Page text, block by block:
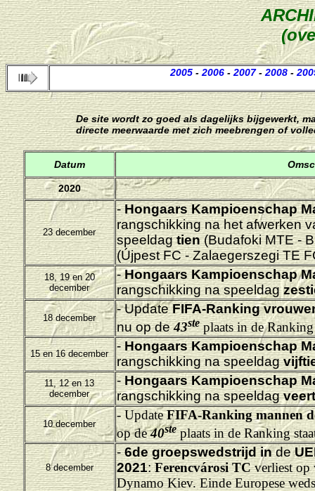
2005- 2006- 2007- 2008-
De site wordt zo goed als dagelijks bijgewerkt,
directe meerwaarde met zich meebrengen of
Datum
2020
23 december
-Hongaars Kampioenschap
rangschikking na het afwerken
speeldagtien(Budafoki MTE -
(Újpest FC - Zalaegerszegi TE
18, 19 en 20
december
-Hongaars Kampioenschap
rangschikking na speeldag
18 december
- UpdateFIFA-Ranking
nu op de43steplaats in de Ranking
15 en 16 december
-Hongaars Kampioenschap
rangschikking na speeldag
11, 12 en 13
december
-Hongaars Kampioenschap
rangschikking na speeldag
10 december
- Update FIFA-Ranking mannen
op de40steplaats in de Ranking
8 december
-6de groepswedstrijd inde
2021:Ferencvárosi TCverliest op
Dynamo Kiev. Einde Europese